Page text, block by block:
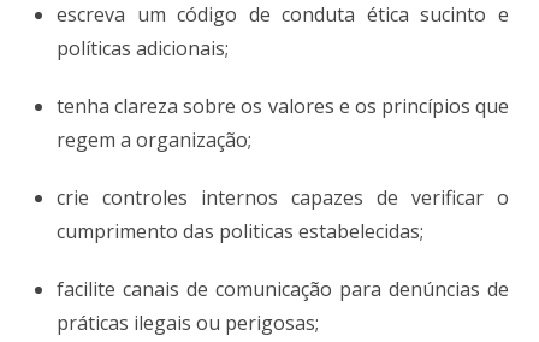
escreva um código de conduta ética sucinto e
políticas adicionais;
tenha clareza sobre os valores e os princípios que
regem a organização;
crie controles internos capazes de verificar o
cumprimento das politicas estabelecidas;
facilite canais de comunicação para denúncias de
práticas ilegais ou perigosas;